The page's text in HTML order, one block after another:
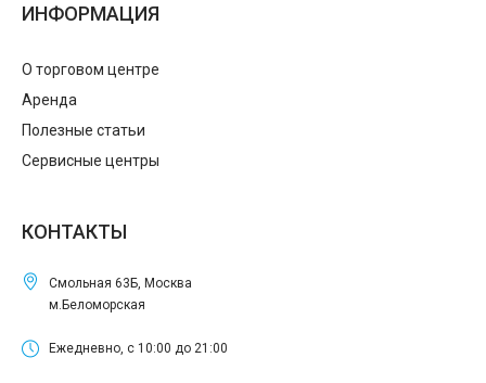
ИНФОРМАЦИЯ
О торговом центре
Аренда
Полезные статьи
Сервисные центры
КОНТАКТЫ
Смольная 63Б, Москва
м.Беломорская
Ежедневно, с 10:00 до 21:00